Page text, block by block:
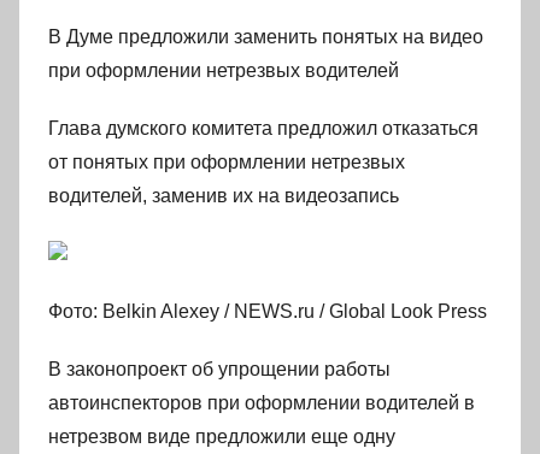
В Думе предложили заменить понятых на видео
при оформлении нетрезвых водителей
Глава думского комитета предложил отказаться
от понятых при оформлении нетрезвых
водителей, заменив их на видеозапись
Фото: Belkin Alexey / NEWS.ru / Global Look Press
В законопроект об упрощении работы
автоинспекторов при оформлении водителей в
нетрезвом виде предложили еще одну